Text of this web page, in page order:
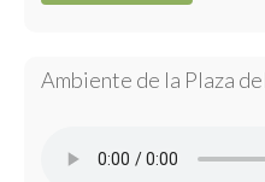
Ambiente de la Plaza